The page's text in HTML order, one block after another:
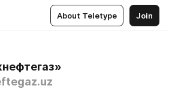
About Teletype Join